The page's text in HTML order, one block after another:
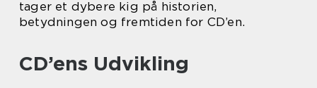
tager et dybere kig på historien,
betydningen og fremtiden for CD’en.
CD’ens Udvikling